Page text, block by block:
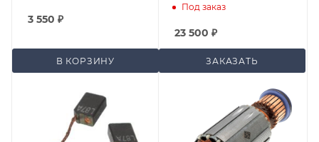
3 550 ₽
В КОРЗИНУ
Под заказ
23 500 ₽
ЗАКАЗАТЬ